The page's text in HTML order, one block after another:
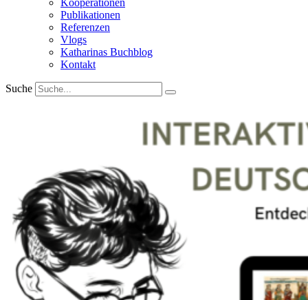
Kooperationen
Publikationen
Referenzen
Vlogs
Katharinas Buchblog
Kontakt
Suche